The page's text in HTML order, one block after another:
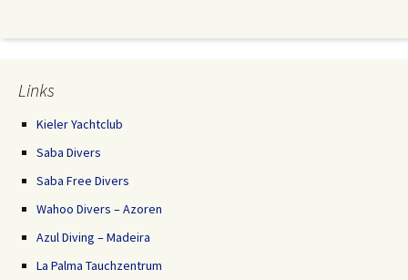
Links
Kieler Yachtclub
Saba Divers
Saba Free Divers
Wahoo Divers – Azoren
Azul Diving – Madeira
La Palma Tauchzentrum